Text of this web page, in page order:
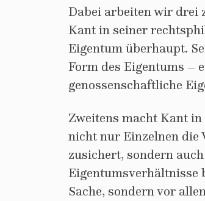
Dabei arbeiten wir drei
Kant in seiner
Eigentum überhaupt.
Form des Eigentums –
genossenschaftliche
Zweitens macht Kant
nicht nur Einzelnen die
zusichert, sondern
Eigentumsverhältnisse
Sache, sondern vor